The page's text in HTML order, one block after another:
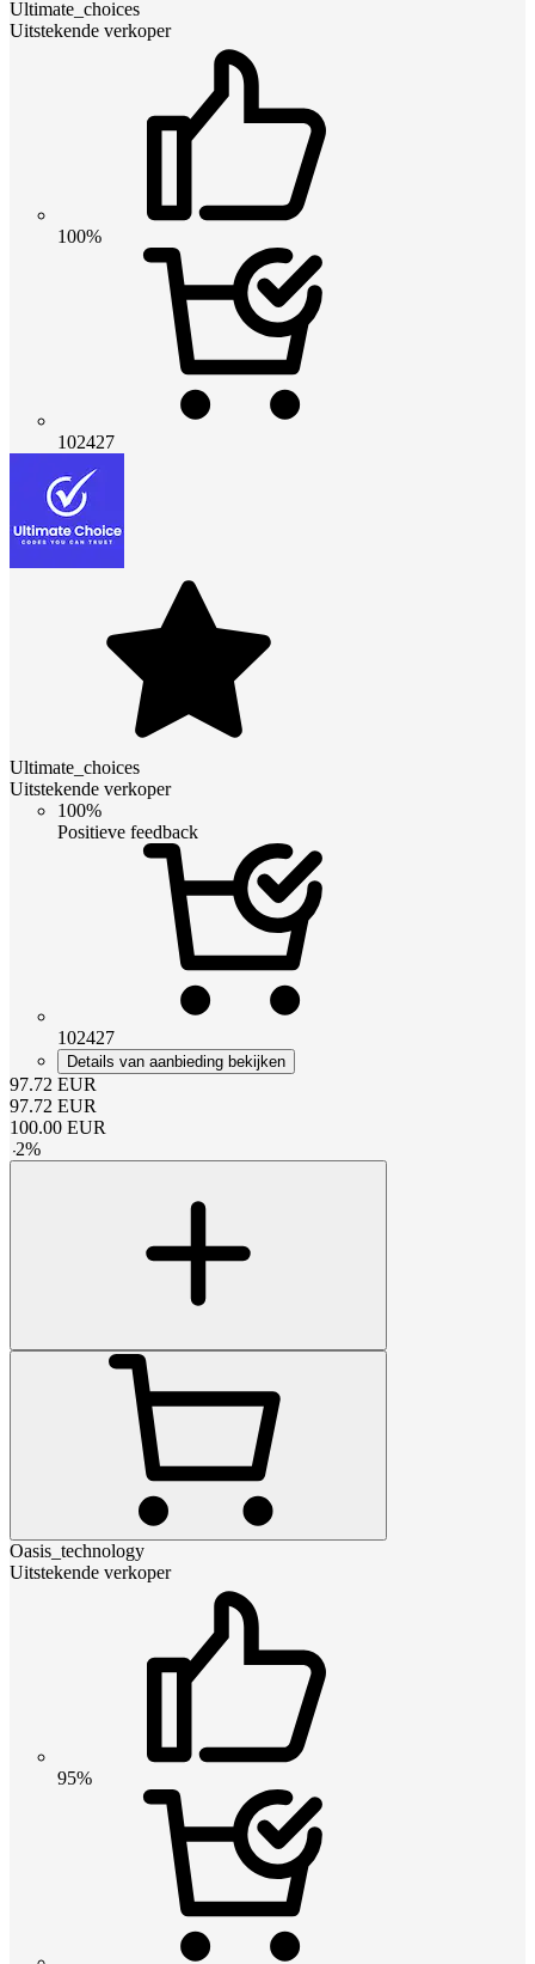
Ultimate_choices
Uitstekende verkoper
100%
102427
Ultimate_choices
Uitstekende verkoper
100%
Positieve feedback
102427
Details van aanbieding bekijken
97.72 EUR
97.72 EUR
100.00 EUR
-2%
Oasis_technology
Uitstekende verkoper
95%